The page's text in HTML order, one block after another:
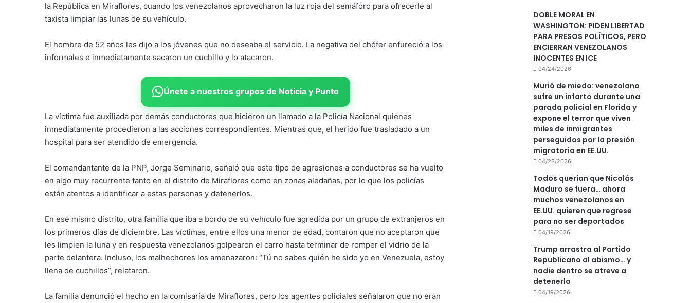
la República en Miraflores, cuando los venezolanos aprovecharon la luz roja del semáforo para ofrecerle al
taxista limpiar las lunas de su vehículo.
El hombre de 52 años les dijo a los jóvenes que no deseaba el servicio. La negativa del chófer enfureció a los
informales e inmediatamente sacaron un cuchillo y lo atacaron.
Únete a nuestros grupos de Noticia y Punto
La víctima fue auxiliada por demás conductores que hicieron un llamado a la Policía Nacional quienes
inmediatamente procedieron a las acciones correspondientes. Mientras que, el herido fue trasladado a un
hospital para ser atendido de emergencia.
El comandantante de la PNP, Jorge Seminario, señaló que este tipo de agresiones a conductores se ha vuelto
en algo muy recurrente tanto en el distrito de Miraflores como en zonas aledañas, por lo que los policías
están atentos a identificar a estas personas y detenerlos.
En ese mismo distrito, otra familia que iba a bordo de su vehículo fue agredida por un grupo de extranjeros en
los primeros días de diciembre. Las víctimas, entre ellos una menor de edad, contaron que no aceptaron que
les limpien la luna y en respuesta venezolanos golpearon el carro hasta terminar de romper el vidrio de la
parte delantera. Incluso, los malhechores los amenazaron: “Tú no sabes quién he sido yo en Venezuela, estoy
llena de cuchillos”, relataron.
La familia denunció el hecho en la comisaría de Miraflores, pero los agentes policiales señalaron que no eran
DOBLE MORAL EN
WASHINGTON: PIDEN LIBERTAD
PARA PRESOS POLÍTICOS, PERO
ENCIERRAN VENEZOLANOS
INOCENTES EN ICE
04/24/2026
Murió de miedo: venezolano
sufre un infarto durante una
parada policial en Florida y
expone el terror que viven
miles de inmigrantes
perseguidos por la presión
migratoria en EE.UU.
04/23/2026
Todos querían que Nicolás
Maduro se fuera… ahora
muchos venezolanos en
EE.UU. quieren que regrese
para no ser deportados
04/19/2026
Trump arrastra al Partido
Republicano al abismo… y
nadie dentro se atreve a
detenerlo
04/19/2026